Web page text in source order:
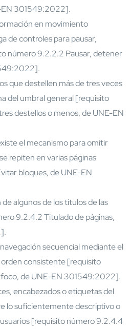
EN 301549:2022].
en movimiento
de controles para pausar,
número 9.2.2.2 Pausar, detener
que destellen más de tres veces
del umbral general [requisito
destellos o menos, de UNE-EN
el mecanismo para omitir
repiten en varias páginas
bloques, de UNE-EN
algunos de los títulos de las
9.2.4.2 Titulado de páginas,
secuencial mediante el
consistente [requisito
de UNE-EN 301549:2022].
encabezados o etiquetas del
lo suficientemente descriptivo o
[requisito número 9.2.4.4